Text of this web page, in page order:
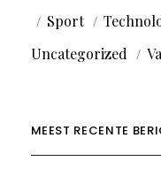
Sport
Uncategorized
MEEST RECENTE